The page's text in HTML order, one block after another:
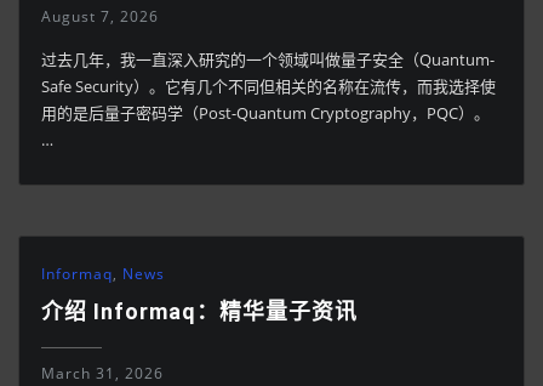
August 7, 2026
过去几年，我一直深入研究的一个领域叫做量子安全（Quantum-
Safe Security）。它有几个不同但相关的名称在流传，而我选择使
用的是后量子密码学（Post-Quantum Cryptography，PQC）。
…
Informaq, News
介绍 Informaq：精华量子资讯
March 31, 2026